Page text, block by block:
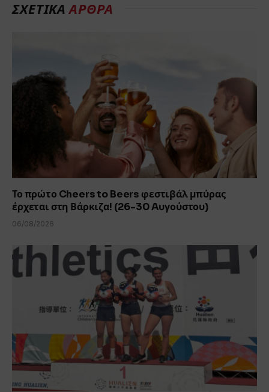
ΣΧΕΤΙΚΆΆΡΘΡΑ
Το πρώτο Cheers to Beers φεστιβάλ μπύρας
έρχεται στη Βάρκιζα! (26-30 Aυγούστου)
06/08/2026